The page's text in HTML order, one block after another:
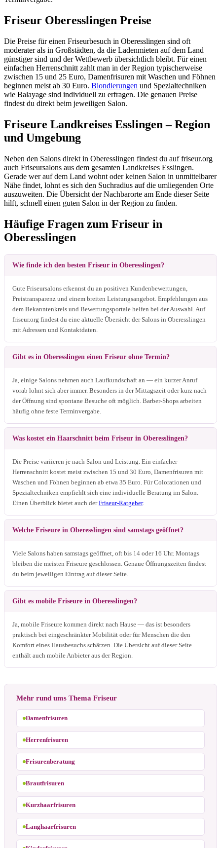
Friseur Oberesslingen Preise
Die Preise für einen Friseurbesuch in Oberesslingen sind oft
moderater als in Großstädten, da die Ladenmieten auf dem Land
günstiger sind und der Wettbewerb übersichtlich bleibt. Für einen
einfachen Herrenschnitt zahlt man in der Region typischerweise
zwischen 15 und 25 Euro, Damenfrisuren mit Waschen und Föhnen
beginnen meist ab 30 Euro. Blondierungen und Spezialtechniken
wie Balayage sind individuell zu erfragen. Die genauen Preise
findest du direkt beim jeweiligen Salon.
Friseure Landkreises Esslingen – Region
und Umgebung
Neben den Salons direkt in Oberesslingen findest du auf friseur.org
auch Friseursalons aus dem gesamten Landkreises Esslingen.
Gerade wer auf dem Land wohnt oder keinen Salon in unmittelbarer
Nähe findet, lohnt es sich den Suchradius auf die umliegenden Orte
auszuweiten. Die Übersicht der Nachbarorte am Ende dieser Seite
hilft, schnell einen guten Salon in der Region zu finden.
Häufige Fragen zum Friseur in
Oberesslingen
Wie finde ich den besten Friseur in Oberesslingen?
Gute Friseursalons erkennst du an positiven Kundenbewertungen,
Preistransparenz und einem breiten Leistungsangebot. Empfehlungen aus
dem Bekanntenkreis und Bewertungsportale helfen bei der Auswahl. Auf
friseur.org findest du eine aktuelle Übersicht der Salons in Oberesslingen
mit Adressen und Kontaktdaten.
Gibt es in Oberesslingen einen Friseur ohne Termin?
Ja, einige Salons nehmen auch Laufkundschaft an — ein kurzer Anruf
vorab lohnt sich aber immer. Besonders in der Mittagszeit oder kurz nach
der Öffnung sind spontane Besuche oft möglich. Barber-Shops arbeiten
häufig ohne feste Terminvergabe.
Was kostet ein Haarschnitt beim Friseur in Oberesslingen?
Die Preise variieren je nach Salon und Leistung. Ein einfacher
Herrenschnitt kostet meist zwischen 15 und 30 Euro, Damenfrisuren mit
Waschen und Föhnen beginnen ab etwa 35 Euro. Für Colorationen und
Spezialtechniken empfiehlt sich eine individuelle Beratung im Salon.
Einen Überblick bietet auch derFriseur-Ratgeber.
Welche Friseure in Oberesslingen sind samstags geöffnet?
Viele Salons haben samstags geöffnet, oft bis 14 oder 16 Uhr. Montags
bleiben die meisten Friseure geschlossen. Genaue Öffnungszeiten findest
du beim jeweiligen Eintrag auf dieser Seite.
Gibt es mobile Friseure in Oberesslingen?
Ja, mobile Friseure kommen direkt nach Hause — das ist besonders
praktisch bei eingeschränkter Mobilität oder für Menschen die den
Komfort eines Hausbesuchs schätzen. Die Übersicht auf dieser Seite
enthält auch mobile Anbieter aus der Region.
Mehr rund ums Thema Friseur
Damenfrisuren
Herrenfrisuren
Frisurenberatung
Brautfrisuren
Kurzhaarfrisuren
Langhaarfrisuren